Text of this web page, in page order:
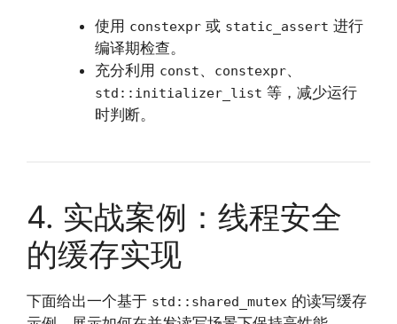
使用 constexpr或 static_assert 进行
编译期检查。
充分利用 const、 constexpr、
std::initializer_list 等，减少运行
时判断。
4. 实战案例：线程安全
的缓存实现
下面给出一个基于 std::shared_mutex 的读写缓存